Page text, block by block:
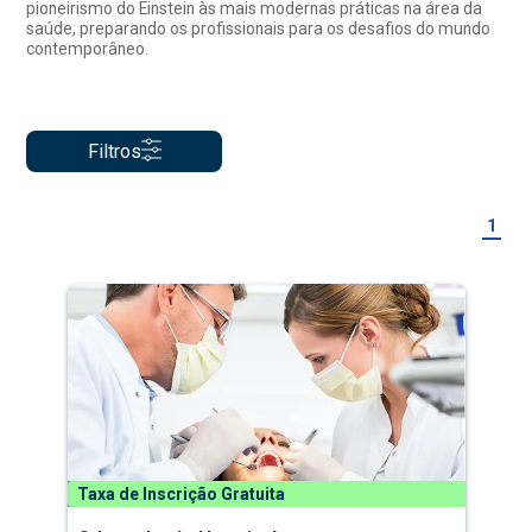
pioneirismo do Einstein às mais modernas práticas na área da
saúde, preparando os profissionais para os desafios do mundo
contemporâneo.
Filtros
1
Taxa de Inscrição Gratuita